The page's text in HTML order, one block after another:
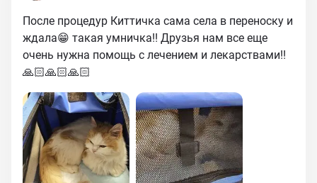
После процедур Киттичка сама села в переноску и
ждала😁 такая умничка!! Друзья нам все еще
очень нужна помощь с лечением и лекарствами!!
🙏🏻🙏🏻🙏🏻